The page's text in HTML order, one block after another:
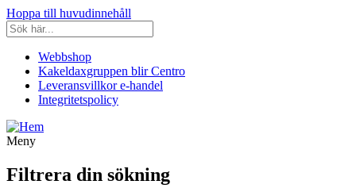
Hoppa till huvudinnehåll
Webbshop
Kakeldaxgruppen blir Centro
Leveransvillkor e-handel
Integritetspolicy
Meny
Filtrera din sökning